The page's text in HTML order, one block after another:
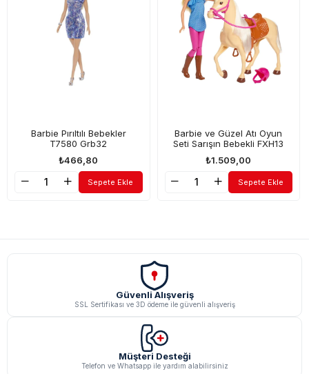
Barbie Pırıltılı Bebekler
T7580 Grb32
₺466,80
Sepete Ekle
Barbie ve Güzel Atı Oyun
Seti Sarışın Bebekli FXH13
₺1.509,00
Sepete Ekle
Güvenli Alışveriş
SSL Sertifikası ve 3D ödeme ile güvenli alışveriş
Müşteri Desteği
Telefon ve Whatsapp ile yardım alabilirsiniz